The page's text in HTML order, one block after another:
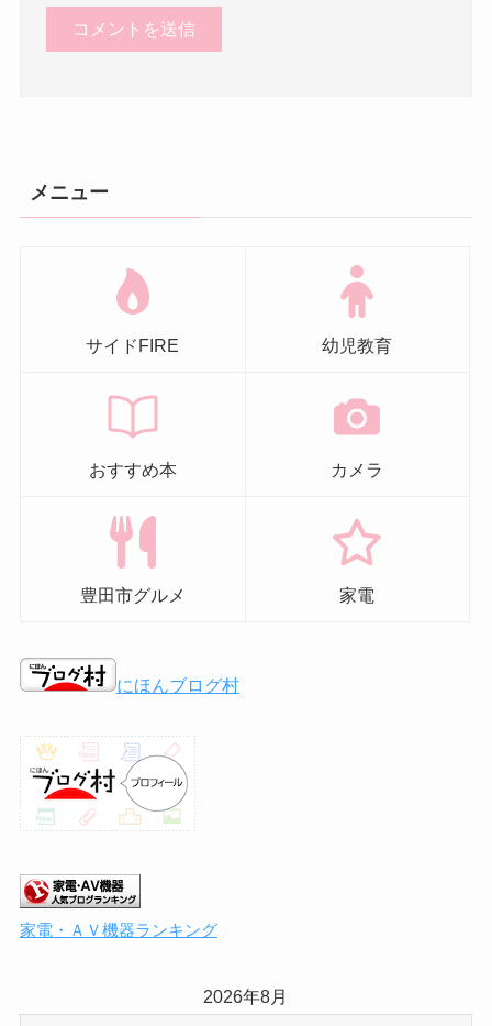
メニュー
サイドFIRE 幼児教育
おすすめ本 カメラ
豊田市グルメ 家電
にほんブログ村
家電・ＡＶ機器ランキング
2026年8月